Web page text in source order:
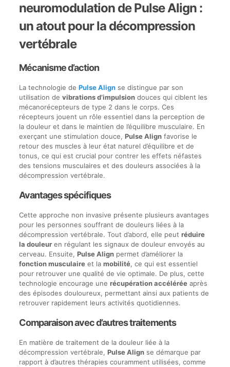
neuromodulation de Pulse Align :
un atout pour la décompression
vertébrale
Mécanisme d’action
La technologie de Pulse Alignse distingue par son
utilisation de vibrations d’impulsiondouces qui ciblent les
mécanorécepteurs de type 2 dans le corps. Ces
récepteurs jouent un rôle essentiel dans la perception de
la douleur et dans le maintien de l’équilibre musculaire. En
exerçant une stimulation douce, Pulse Alignfavorise le
retour des muscles à leur état naturel d’équilibre et de
tonus, ce qui est crucial pour contrer les effets néfastes
des tensions musculaires et des douleurs associées à la
décompression vertébrale.
Avantages spécifiques
Cette approche non invasive présente plusieurs avantages
pour les personnes souffrant de douleurs liées à la
décompression vertébrale. Tout d’abord, elle peut réduire
la douleuren régulant les signaux de douleur envoyés au
cerveau. Ensuite, Pulse Alignpermet d’améliorer la
fonction musculaireet la mobilité, ce qui est essentiel
pour retrouver une qualité de vie optimale. De plus, cette
technologie encourage une récupération accéléréeaprès
des épisodes douloureux, permettant ainsi aux patients de
retrouver rapidement leurs activités quotidiennes.
Comparaison avec d’autres traitements
En matière de traitement de la douleur liée à la
décompression vertébrale, Pulse Alignse démarque par
rapport à d’autres thérapies couramment utilisées, comme